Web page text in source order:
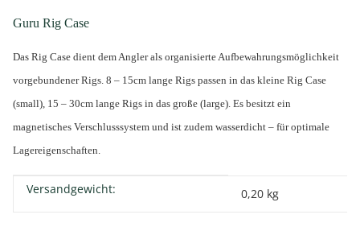
Guru Rig Case
Das Rig Case dient dem Angler als organisierte Aufbewahrungsmöglichkeit
vorgebundener Rigs. 8 – 15cm lange Rigs passen in das kleine Rig Case
(small), 15 – 30cm lange Rigs in das große (large). Es besitzt ein
magnetisches Verschlusssystem und ist zudem wasserdicht – für optimale
Lagereigenschaften.
Produkteigenschaft
Wert
Versandgewicht: 0,20 kg